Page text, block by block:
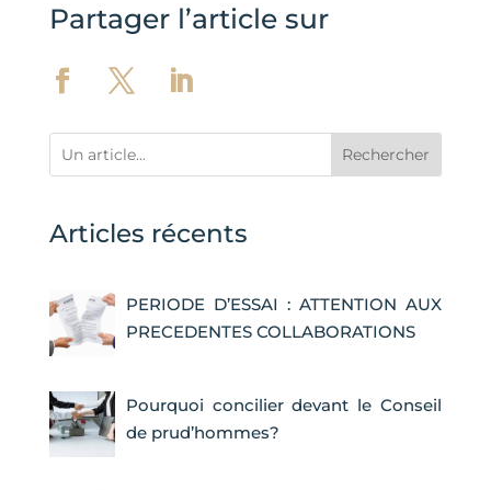
Partager l’article sur
Rechercher
Articles récents
PERIODE D’ESSAI : ATTENTION AUX
PRECEDENTES COLLABORATIONS
Pourquoi concilier devant le Conseil
de prud’hommes?